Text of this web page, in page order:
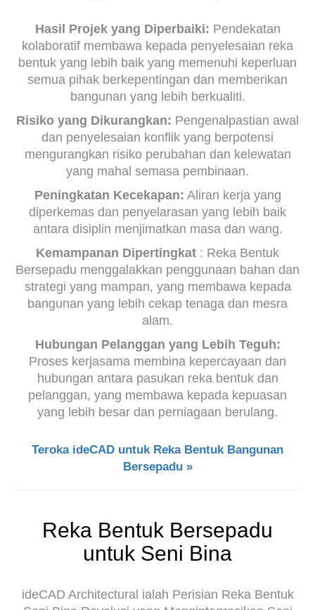
Hasil Projek yang Diperbaiki: Pendekatan
kolaboratif membawa kepada penyelesaian reka
bentuk yang lebih baik yang memenuhi keperluan
semua pihak berkepentingan dan memberikan
bangunan yang lebih berkualiti.
Risiko yang Dikurangkan: Pengenalpastian awal
dan penyelesaian konflik yang berpotensi
mengurangkan risiko perubahan dan kelewatan
yang mahal semasa pembinaan.
Peningkatan Kecekapan: Aliran kerja yang
diperkemas dan penyelarasan yang lebih baik
antara disiplin menjimatkan masa dan wang.
Kemampanan Dipertingkat : Reka Bentuk
Bersepadu menggalakkan penggunaan bahan dan
strategi yang mampan, yang membawa kepada
bangunan yang lebih cekap tenaga dan mesra
alam.
Hubungan Pelanggan yang Lebih Teguh:
Proses kerjasama membina kepercayaan dan
hubungan antara pasukan reka bentuk dan
pelanggan, yang membawa kepada kepuasan
yang lebih besar dan perniagaan berulang.
Teroka ideCAD untuk Reka Bentuk Bangunan
Bersepadu »
Reka Bentuk Bersepadu
untuk Seni Bina
ideCAD Architectural ialah Perisian Reka Bentuk